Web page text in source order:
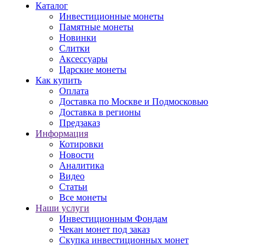
Каталог
Инвестиционные монеты
Памятные монеты
Новинки
Слитки
Аксессуары
Царские монеты
Как купить
Оплата
Доставка по Москве и Подмосковью
Доставка в регионы
Предзаказ
Информация
Котировки
Новости
Аналитика
Видео
Статьи
Все монеты
Наши услуги
Инвестиционным Фондам
Чекан монет под заказ
Скупка инвестиционных монет